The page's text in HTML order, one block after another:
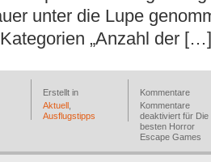
unter die Lupe
„Anzahl der […]
Erstellt in
Aktuell
Ausflugstipps
Kommentare
Kommentare
deaktiviert für Die
besten Horror
Escape Games